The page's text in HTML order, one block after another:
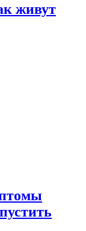
живут